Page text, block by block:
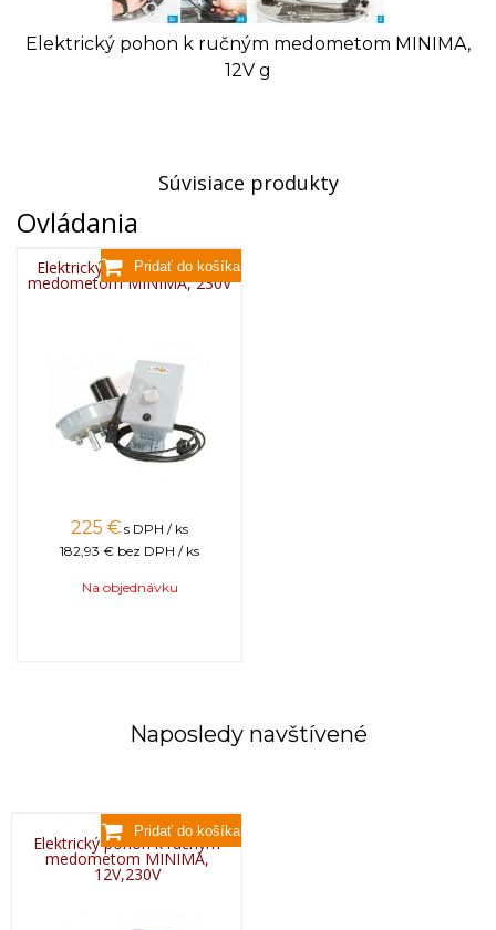
Elektrický pohon k ručným medometom MINIMA,
12V g
Súvisiace produkty
Ovládania
Elektrický pohon k ručným
medometom MINIMA, 230V
225 € s DPH / ks
182,93 € bez DPH / ks
Na objednávku
Naposledy navštívené
Elektrický pohon k ručným
medometom MINIMA,
12V,230V